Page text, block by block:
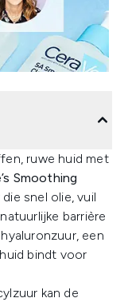
ruwe huid met
Smoothing
snel olie, vuil
barrière
een
bindt voor
kan de